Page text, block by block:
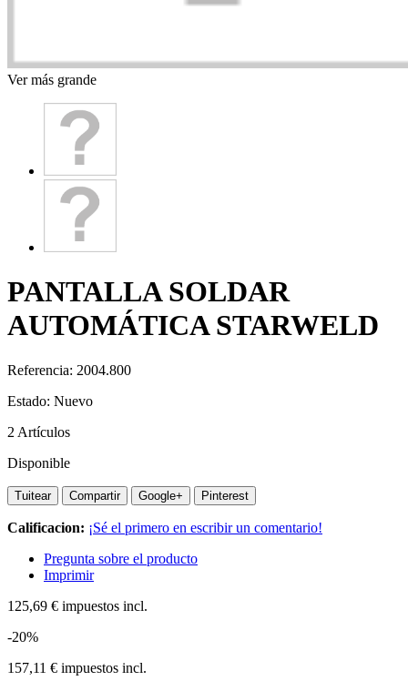
Ver más grande
PANTALLA SOLDAR
AUTOMÁTICA STARWELD
Referencia: 2004.800
Estado: Nuevo
2 Artículos
Disponible
Tuitear Compartir Google+ Pinterest
Calificacion: ¡Sé el primero en escribir un comentario!
Pregunta sobre el producto
Imprimir
125,69 € impuestos incl.
-20%
157,11 € impuestos incl.